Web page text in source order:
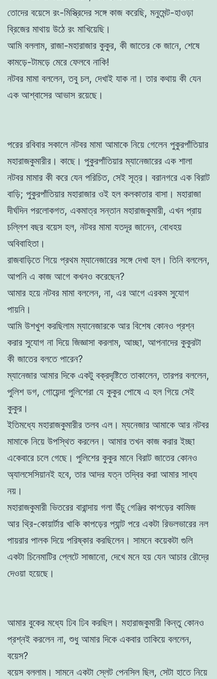
তোদের বয়েসে রং-মিস্ত্রিদের সঙ্গে কাজ করেছি, মনুমেন্ট-হাওড়া
ব্রিজের মাথায় উঠে রং মাখিয়েছি।
আমি বললাম, রাজা-মহারাজার কুকুর, কী জাতের কে জানে, শেষে
কামড়ে-টামড়ে মেরে ফেলবে নাকি!
নটবর মামা বললেন, তবু চল, দেখাই যাক না। তার কথায় কী যেন
এক আশ্বাসের আভাস রয়েছে।
পরের রবিবার সকালে নটবর মামা আমাকে নিয়ে গেলেন পুকুরপাঁতিয়ার
মহারাজকুমারীর। কাছে। পুকুরপাঁতিয়ার ম্যানেজারের এক শালা
নটবর মামার কী করে যেন পরিচিত, সেই সূত্র। বরানগরে এক বিরাট
বাড়ি; পুকুরপাঁতিয়ার মহারাজার ওই হল কলকাতার বাসা। মহারাজা
দীর্ঘদিন পরলোকগত, একমাত্র সন্তান মহারাজকুমারী, এখন প্রায়
চল্লিশ বছর বয়েস হল, নটবর মামা যতদূর জানেন, বোধহয়
অবিবাহিতা।
রাজবাড়িতে গিয়ে প্রথম ম্যানেজারের সঙ্গে দেখা হল। তিনি বললেন,
আপনি এ কাজ আগে কখনও করেছেন?
আমার হয়ে নটবর মামা বললেন, না, এর আগে এরকম সুযোগ
পায়নি।
আমি উশখুশ করছিলাম ম্যানেজারকে আর বিশেষ কোনও প্রশ্ন
করার সুযোগ না দিয়ে জিজ্ঞাসা করলাম, আচ্ছা, আপনাদের কুকুরটা
কী জাতের বলতে পারেন?
ম্যানেজার আমার দিকে একটু বক্রদৃষ্টিতে তাকালেন, তারপর বললেন,
পুলিশ ডগ, গোয়েন্দা পুলিশেরা যে কুকুর পোষে এ হল গিয়ে সেই
কুকুর।
ইতিমধ্যে মহারাজকুমারীর তলব এল। ম্যনেজার আমাকে আর নটবর
মামাকে নিয়ে উপস্থিত করলেন। আমার তখন কাজ করার ইচ্ছা
একেবারে চলে গেছে। পুলিশের কুকুর মানে বিরাট জাতের কোনও
অ্যালসেসিয়ানই হবে, তার আদর যত্ন তদ্বির করা আমার সাধ্য
নয়।
মহারাজকুমারী ভিতরের বারান্দায় গলা উঁচু গেঞ্জির কাপড়ের কামিজ
আর থ্রি-কোয়ার্টার খাকি কাপড়ের প্যান্ট পরে একটা রিভলভারের নল
পায়রার পালক দিয়ে পরিষ্কার করছিলেন। সামনে কয়েকটা গুলি
একটা চিনেমাটির প্লেটে সাজানো, দেখে মনে হয় যেন আচার রৌদ্রে
দেওয়া হয়েছে।
আমার বুকের মধ্যে ঢিব ঢিব করছিল। মহারাজকুমারী কিন্তু কোনও
প্রশ্নই করলেন না, শুধু আমার দিকে একবার তাকিয়ে বললেন,
বয়েস?
বয়েস বললাম। সামনে একটা স্লেট পেনসিল ছিল, সেটা হাতে নিয়ে